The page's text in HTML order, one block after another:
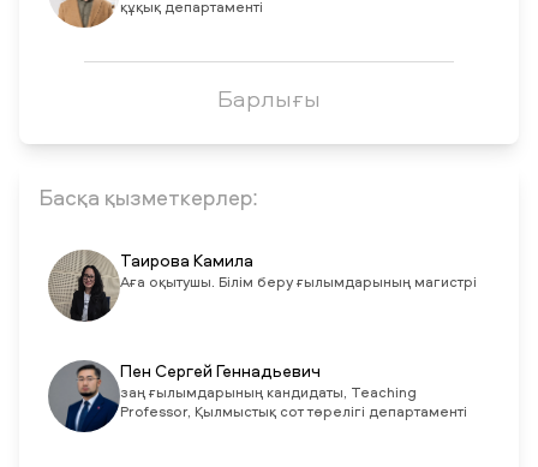
құқық департаменті
Барлығы
Басқа қызметкерлер:
Таирова Камила
Аға оқытушы. Білім беру ғылымдарының магистрі
Пен Сергей Геннадьевич
заң ғылымдарының кандидаты, Teaching
Professor, Қылмыстық сот төрелігі департаменті